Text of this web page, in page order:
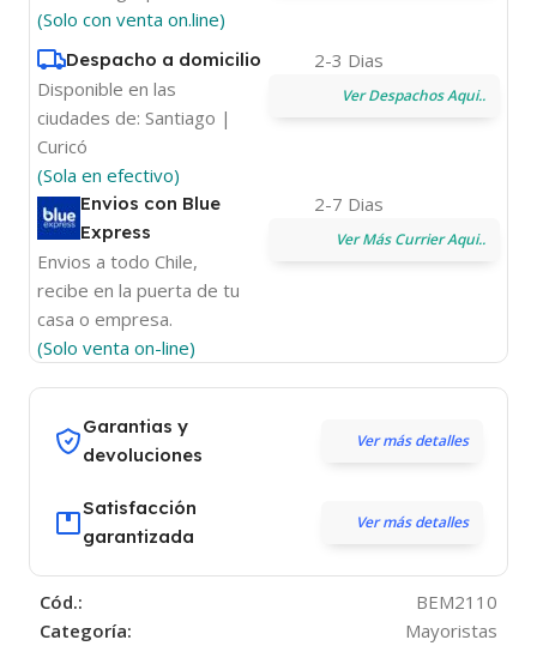
(Solo con venta on.line)
Despacho a domicilio
Disponible en las
ciudades de: Santiago |
Curicó
(Sola en efectivo)
2-3 Dias
Ver Despachos Aqui..
Envios con Blue
Express
Envios a todo Chile,
recibe en la puerta de tu
casa o empresa.
(Solo venta on-line)
2-7 Dias
Ver Más Currier Aqui..
Garantias y
devoluciones
Ver más detalles
Satisfacción
garantizada
Ver más detalles
Cód.:
BEM2110
Categoría:
Mayoristas